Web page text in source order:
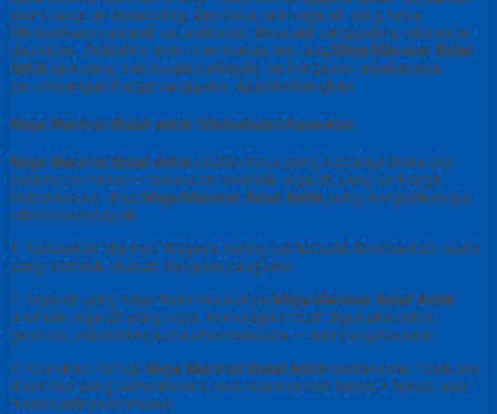
alam yang tak tertandingi dan daya tarik sejarah yang kaya.
Menjadikannya salah satu elemen dekoratif yang paling istimewa
dan dicari. Artikel ini akan membahas tentang Meja Marmer Bulat
Antik apa yang membuatnya begitu berharga serta beberapa
pertimbangan harga yang perlu dipertimbangkan.
Meja Marmer Bulat Antik: Memahami Keunikan
Meja Marmer Bulat Antik adalah meja yang biasanya telah ada
selama bertahun – tahun dan memiliki sejarah yang berharga.
Beberapa ciri khas Meja Marmer Bulat Antikyang menjadikannya
istimewa meliputi:
1. Keindahan Marmer: Meja ini sering kali terbuat dari marmer alami
yang memiliki kilauan dan pola yang unik.
2. Sejarah yang Kaya: Karena usianya Meja Marmer Bulat Antik
memiliki sejarah yang kaya. Ini mungkin telah digunakan oleh
generasi sebelumnya atau memiliki asal – usul yang menarik.
3. Keunikan: Setiap Meja Marmer Bulat Antik adalah unik. tidak ada
dua meja yang sama karena pola marmer dan tanda – tanda usia
membuatnya istimewa.